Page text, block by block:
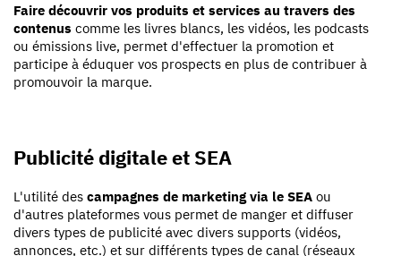
Faire découvrir vos produits et services au travers des
contenus comme les livres blancs, les vidéos, les podcasts
ou émissions live, permet d'effectuer la promotion et
participe à éduquer vos prospects en plus de contribuer à
promouvoir la marque.
Publicité digitale et SEA
L'utilité des campagnes de marketing via le SEA ou
d'autres plateformes vous permet de manger et diffuser
divers types de publicité avec divers supports (vidéos,
annonces, etc.) et sur différents types de canal (réseaux